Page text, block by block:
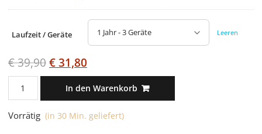
Laufzeit / Geräte Leeren
€39,90€31,80
Kaspersky
Premium
-
In den Warenkorb
Vorrätig (in 30 Min. geliefert)